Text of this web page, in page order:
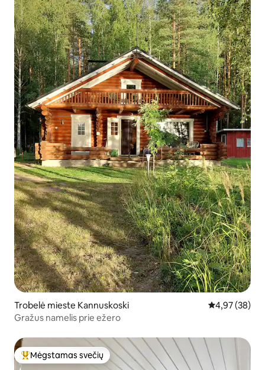
Trobelė mieste Kannuskoski Vidutinis
4,97 (38)
Gražus namelis prie ežero
Svečių mėgstamiausias
Mėgstamas svečių